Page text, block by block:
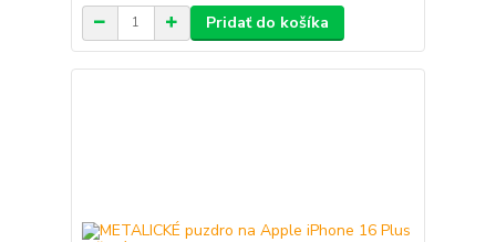
Pridať do košíka